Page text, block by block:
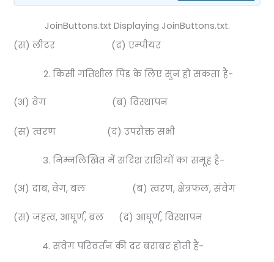
JoinButtons.txt Displaying JoinButtons.txt.
(स) लीटर (द) एम्पीयर
किसी गतिशील पिंड के लिए सुन हो सकता है-
(अ) वेग (ब) विस्थापन
(स) त्वरण (द) उपरोक्त सभी
निम्नलिखित में सदिश राशियों का समूह है-
(अ) दाब, वेग, बल (ब) त्वरण, क्षेत्रफल, संवेग
(स) जहत्व, आघूर्ण, बल (द) आघूर्ण, विस्थापन
संवेग परिवर्तन की दर बराबर होती है-